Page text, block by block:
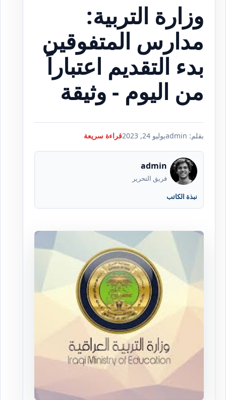
وزارة التربية:
مدارس المتفوقين
بدء التقديم اعتباراً
من اليوم - وثيقة
بقلم: admin يوليو 24, 2023 قراءة سريعة
admin
فريق التحرير
نبذة الكاتب